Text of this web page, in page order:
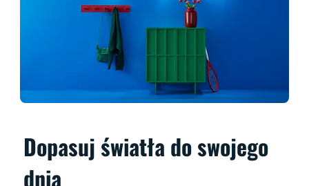
Dopasuj światła do swojego
dnia